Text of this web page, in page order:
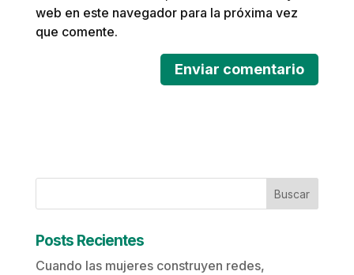
web en este navegador para la próxima vez
que comente.
Buscar
Posts Recientes
Cuando las mujeres construyen redes,